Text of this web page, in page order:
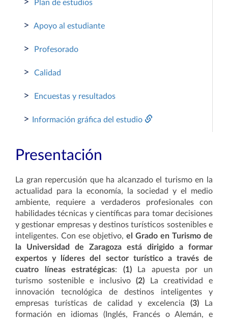
> Plan de estudios
> Apoyo al estudiante
> Profesorado
> Calidad
> Encuestas y resultados
> Información gráfica del estudio
Presentación
La gran repercusión que ha alcanzado el turismo en la
actualidad para la economía, la sociedad y el medio
ambiente, requiere a verdaderos profesionales con
habilidades técnicas y científicas para tomar decisiones
y gestionar empresas y destinos turísticos sostenibles e
inteligentes. Con ese objetivo, el Grado en Turismo de
la Universidad de Zaragoza está dirigido a formar
expertos y líderes del sector turístico a través de
cuatro líneas estratégicas: (1)
La apuesta por un
turismo sostenible e inclusivo(2) La creatividad e
innovación tecnológica de destinos inteligentes y
empresas turísticas de calidad y excelencia(3)
La
formación en idiomas (Inglés, Francés o Alemán, e